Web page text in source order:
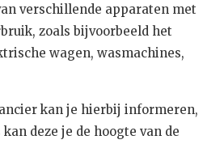
verschillende apparaten met
zoals bijvoorbeeld het
wagen, wasmachines,
kan je hierbij informeren,
deze je de hoogte van de